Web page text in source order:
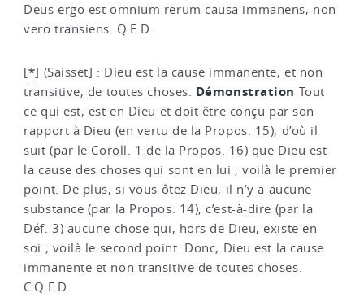
Deus ergo est omnium rerum causa immanens, non
vero transiens. Q.E.D.
[*] (Saisset] : Dieu est la cause immanente, et non
transitive, de toutes choses. Démonstration Tout
ce qui est, est en Dieu et doit être conçu par son
rapport à Dieu (en vertu de la Propos. 15), d’où il
suit (par le Coroll. 1 de la Propos. 16) que Dieu est
la cause des choses qui sont en lui ; voilà le premier
point. De plus, si vous ôtez Dieu, il n’y a aucune
substance (par la Propos. 14), c’est-à-dire (par la
Déf. 3) aucune chose qui, hors de Dieu, existe en
soi ; voilà le second point. Donc, Dieu est la cause
immanente et non transitive de toutes choses.
C.Q.F.D.